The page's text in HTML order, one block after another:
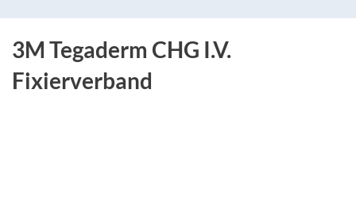
3M Tegaderm CHG I.V.
Fixierverband